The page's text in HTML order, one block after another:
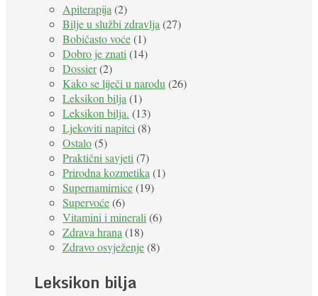
Apiterapija (2)
Bilje u službi zdravlja (27)
Bobičasto voće(1)
Dobro je znati (14)
Dossier(2)
Kako se liječi u narodu (26)
Leksikon bilja (1)
Leksikon bilja. (13)
Ljekoviti napitci (8)
Ostalo(5)
Praktični savjeti (7)
Prirodna kozmetika (1)
Supernamirnice(19)
Supervoće(6)
Vitamini i minerali (6)
Zdrava hrana (18)
Zdravo osvježenje(8)
Leksikon bilja